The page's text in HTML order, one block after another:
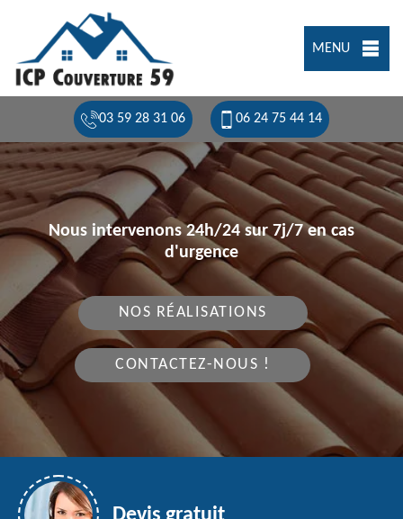
MENU
03 59 28 31 06 06 24 75 44 14
Nous intervenons 24h/24 sur 7j/7 en cas
d'urgence
NOS RÉALISATIONS
CONTACTEZ-NOUS !